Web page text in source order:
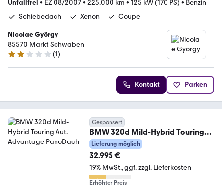
Unfallfrei • EZ 08/2007• 225.000 km • 125 kW (170 PS) • Benzin
Schiebedach
Xenon Coupe
Nicolae György
85570 Markt Schwaben
2 Sterne
(1)
Kontakt Parken
Gesponsert
BMW 320d Mild-Hybrid Touring
Aut. Advantage PanoDach
Lieferung möglich
32.995 €
19% MwSt. ggf. zzgl. Lieferkosten
Erhöhter Preis